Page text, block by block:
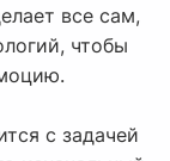
все сам,
чтобы
с задачей